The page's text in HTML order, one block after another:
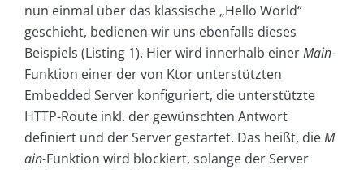
nun einmal über das klassische „Hello World“
geschieht, bedienen wir uns ebenfalls dieses
Beispiels (Listing 1). Hier wird innerhalb einerMain-
Funktion einer der von Ktor unterstützten
Embedded Server konfiguriert, die unterstützte
HTTP-Route inkl. der gewünschten Antwort
definiert und der Server gestartet. Das heißt, dieM
ain-Funktion wird blockiert, solange der Server